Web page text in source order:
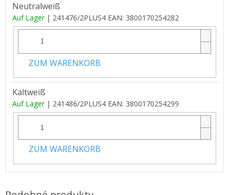
Neutralweiß
Auf Lager | 241476/2PLUS4 EAN: 3800170254282
ZUM WARENKORB
Kaltweiß
Auf Lager | 241486/2PLUS4 EAN: 3800170254299
ZUM WARENKORB